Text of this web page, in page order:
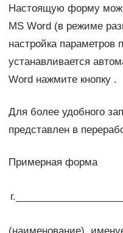
Настоящую форму
MS Word (в режиме
настройка параметров
устанавливается
Word нажмите кнопку .
Для более удобного
представлен в
Примерная форма
г.____________________